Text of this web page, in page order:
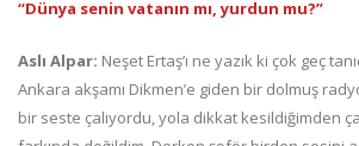
“Dünya senin vatanın mı, yurdun mu?”
Aslı Alpar: Neşet Ertaş’ı ne yazık ki çok geç
Ankara akşamı Dikmen’e giden bir dolmuş
bir seste çalıyordu, yola dikkat kesildiğimden